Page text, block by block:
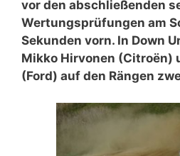
vor den abschließenden
Wertungsprüfungen am
Sekunden vorn. In Down
Mikko Hirvonen (Citroën)
(Ford) auf den Rängen